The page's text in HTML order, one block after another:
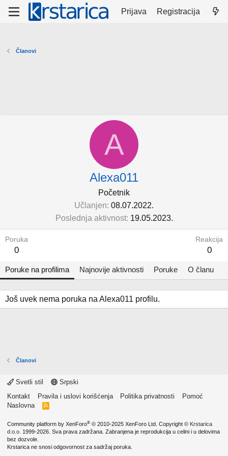
Prijava Registracija
Članovi
A
Alexa011
Početnik
Učlanjen 08.07.2022.
Poslednja aktivnost 19.05.2023.
Poruka
0
Reakcija
0
Poruke na profilima Najnovije aktivnosti Poruke O članu
Još uvek nema poruka na Alexa011 profilu.
Članovi
Svetli stil
Srpski
Kontakt
Pravila i uslovi korišćenja Politika privatnosti
Pomoć
Naslovna
R
Community platform by XenForo® © 2010-2025 XenForo Ltd. Copyright © Krstarica
d.o.o. 1999-2026. Sva prava zadržana. Zabranjena je reprodukcija u celini i u delovima
bez dozvole.
Krstarica ne snosi odgovornost za sadržaj poruka.